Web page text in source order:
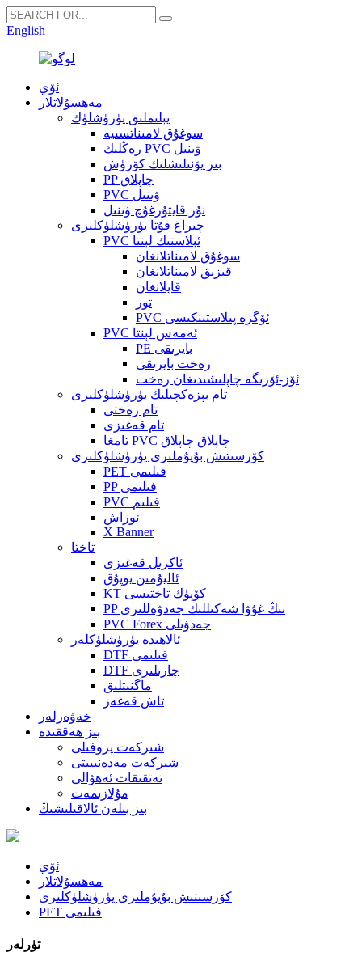
English
ئۆي
مەھسۇلاتلار
يېلىملىق يۈرۈشلۈك
سوغۇق لامىناتسىيە
رەڭلىك PVC ۋىنىل
بىر يۆنىلىشلىك كۆرۈش
PP چاپلاق
PVC ۋىنىل
نۇر قايتۇرغۇچ ۋىنىل
چىراغ قۇتا يۈرۈشلۈكلىرى
PVC ئېلاستىك لېنتا
سوغۇق لامىناتلانغان
قىزىق لامىناتلانغان
قاپلانغان
تور
PVC ئۆگزە پىلاستىنكىسى
PVC ئەمەس لېنتا
PE بايرىقى
رەخت بايرىقى
ئۆز-ئۆزىگە چاپلىشىدىغان رەخت
تام بېزەكچىلىك يۈرۈشلۈكلىرى
تام رەختى
تام قەغىزى
تامغا PVC چاپلاق چاپلاق
كۆرسىتىش بۇيۇملىرى يۈرۈشلۈكلىرى
PET فىلىمى
PP فىلىمى
PVC فىلىم
ئوراش
X Banner
تاختا
ئاكرىل قەغىزى
ئاليۇمىن يوپۇق
KT كۆپۈك تاختىسى
PP نىڭ غۇۋا شەكىللىك جەدۋەللىرى
PVC Forex جەدۋىلى
ئالاھىدە يۈرۈشلۈكلەر
DTF فىلىمى
DTF چارىلىرى
ماگنىتلىق
تاش قەغەز
خەۋەرلەر
بىز ھەققىدە
شىركەت پروفىلى
شىركەت مەدەنىيىتى
تەتقىقات ئەھۋالى
مۇلازىمەت
بىز بىلەن ئالاقىلىشىڭ
ئۆي
مەھسۇلاتلار
كۆرسىتىش بۇيۇملىرى يۈرۈشلۈكلىرى
PET فىلىمى
تۈرلەر